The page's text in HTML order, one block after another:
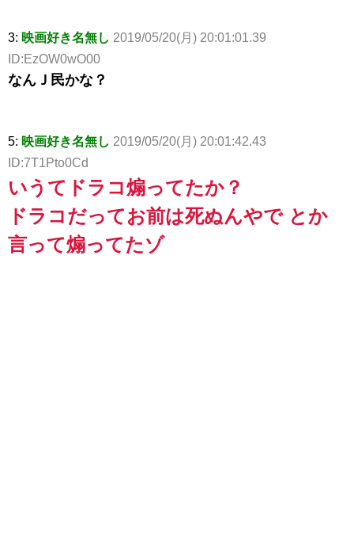
3: 映画好き名無し 2019/05/20(月) 20:01:01.39
ID:EzOW0wO00
なんＪ民かな？
5: 映画好き名無し 2019/05/20(月) 20:01:42.43
ID:7T1Pto0Cd
いうてドラコ煽ってたか？
ドラコだってお前は死ぬんやで とか
言って煽ってたゾ